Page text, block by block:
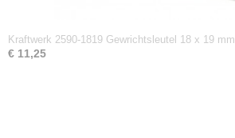
Kraftwerk 2590-1819 Gewrichtsleutel 18 x 19 mm
€ 11,25